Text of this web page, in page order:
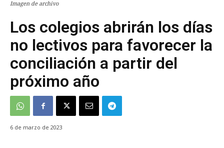
Imagen de archivo
Los colegios abrirán los días
no lectivos para favorecer la
conciliación a partir del
próximo año
6 de marzo de 2023